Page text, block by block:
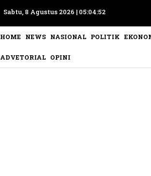
Sabtu, 8 Agustus 2026 | 05:04:55
HOME NEWS NASIONAL POLITIK
ADVETORIAL OPINI